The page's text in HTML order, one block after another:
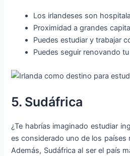
Los irlandeses son
Proximidad a grandes
Puedes estudiar y trabajar
Puedes seguir renovando
5. Sudáfrica
¿Te habrías imaginado estudiar
es considerado uno de los países
Además, Sudáfrica al ser el país